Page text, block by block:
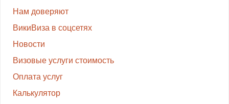
Нам доверяют
ВикиВиза в соцсетях
Новости
Визовые услуги стоимость
Оплата услуг
Калькулятор